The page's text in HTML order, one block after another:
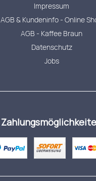
Impressum
AGB & Kundeninfo - Online
AGB - Kaffee Braun
Datenschutz
Jobs